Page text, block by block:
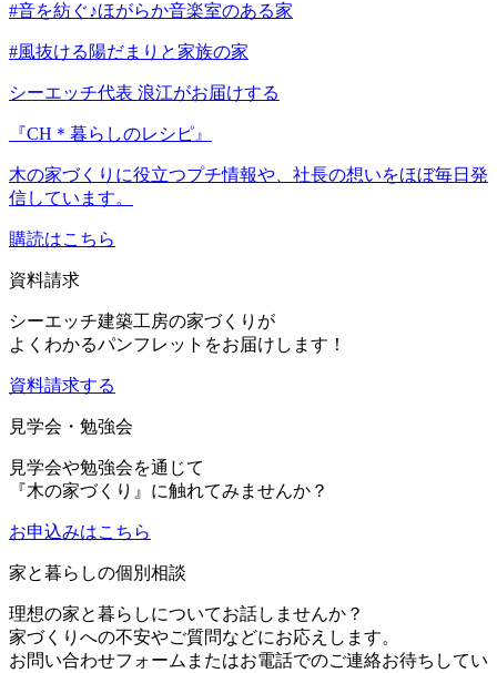
#音を紡ぐ♪ほがらか音楽室のある家
#風抜ける陽だまりと家族の家
シーエッチ代表 浪江がお届けする
『CH＊暮らしのレシピ』
木の家づくりに役立つプチ情報や、社長の想いをほぼ毎日発
信しています。
購読はこちら
資料請求
シーエッチ建築工房の家づくりが
よくわかるパンフレットをお届けします！
資料請求する
見学会・勉強会
見学会や勉強会を通じて
『木の家づくり』に触れてみませんか？
お申込みはこちら
家と暮らしの個別相談
理想の家と暮らしについてお話しませんか？
家づくりへの不安やご質問などにお応えします。
お問い合わせフォームまたはお電話でのご連絡お待ちしてい